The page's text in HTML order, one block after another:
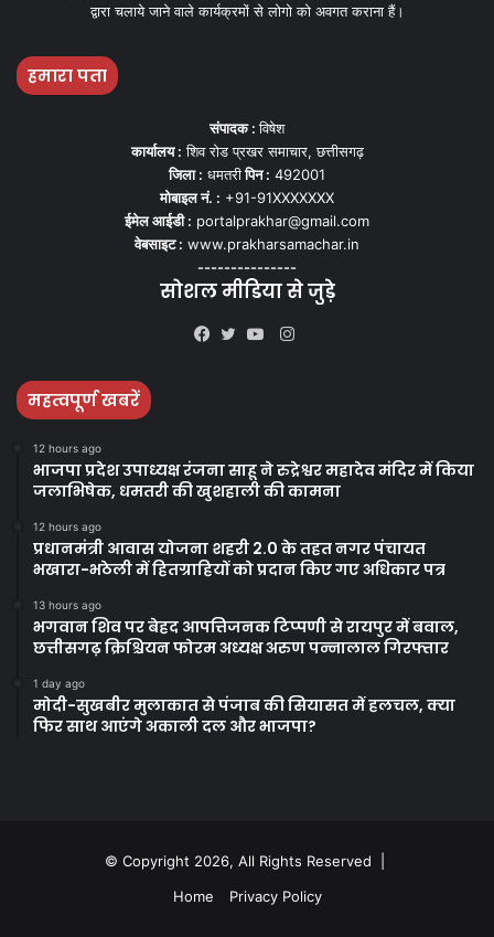
द्वारा चलाये जाने वाले कार्यक्रमों से लोगो को अवगत कराना हैं।
हमारा पता
संपादक :विषेश
कार्यालय : शिव रोड प्रखर समाचार, छत्तीसगढ़
जिला : धमतरीपिन : 492001
मोबाइल नं. : +91-91XXXXXXX
ईमेल आईडी : portalprakhar@gmail.com
वेबसाइट : www.prakharsamachar.in
---------------
सोशल मीडिया से जुड़े
Instagram
महत्वपूर्ण खबरें
12 hours ago
भाजपा प्रदेश उपाध्यक्ष रंजना साहू ने रुद्रेश्वर महादेव मंदिर में किया
जलाभिषेक, धमतरी की खुशहाली की कामना
12 hours ago
प्रधानमंत्री आवास योजना शहरी 2.0 के तहत नगर पंचायत
भखारा-भठेली में हितग्राहियों को प्रदान किए गए अधिकार पत्र
13 hours ago
भगवान शिव पर बेहद आपत्तिजनक टिप्पणी से रायपुर में बवाल,
छत्तीसगढ़ क्रिश्चियन फोरम अध्यक्ष अरुण पन्नालाल गिरफ्तार
1 day ago
मोदी-सुखबीर मुलाकात से पंजाब की सियासत में हलचल, क्या
फिर साथ आएंगे अकाली दल और भाजपा?
© Copyright 2026, All Rights Reserved |
Home
Privacy Policy